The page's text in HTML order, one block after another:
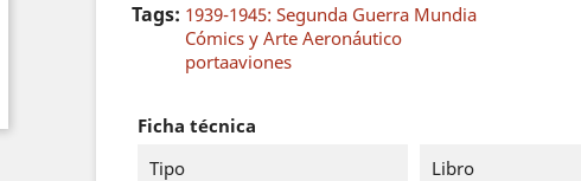
Tags: 1939-1945: Segunda Guerra Mundia
Cómics y Arte Aeronáutico
portaaviones
Ficha técnica
Tipo
Libro